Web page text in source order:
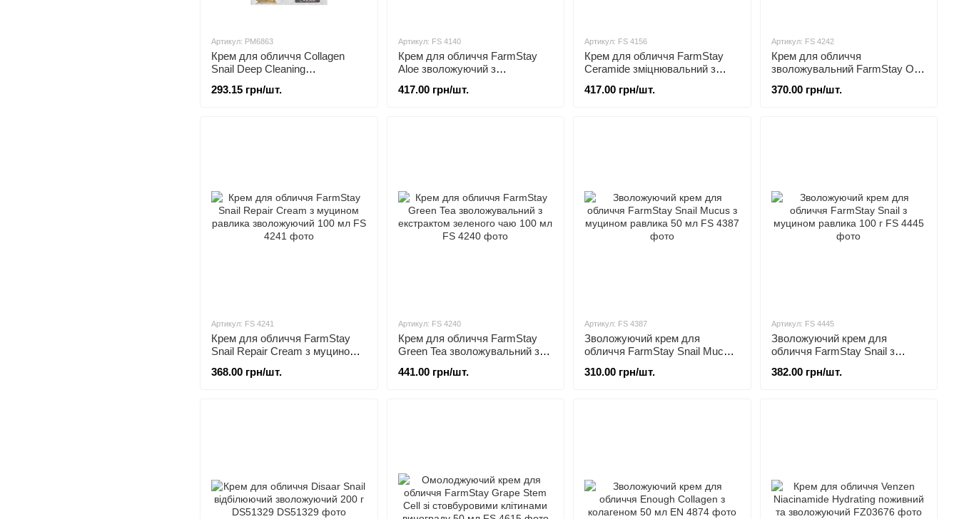
Артикул: PM6863
Крем для обличчя Collagen
Snail Deep Cleaning
293.15 грн/шт.
Артикул: FS 4140
Крем для обличчя FarmStay
Aloe зволожуючий з
417.00 грн/шт.
Артикул: FS 4156
Крем для обличчя FarmStay
Ceramide зміцнювальний з
417.00 грн/шт.
Артикул: FS 4242
Крем для обличчя
зволожувальний FarmStay O2
ніацинамідом 100 мл
370.00 грн/шт.
Артикул: FS 4241
Крем для обличчя FarmStay
Snail Repair Cream з муцином
368.00 грн/шт.
Артикул: FS 4240
Крем для обличчя FarmStay
Green Tea зволожувальний з
мл
441.00 грн/шт.
Артикул: FS 4387
Зволожуючий крем для
обличчя FarmStay Snail Mucus
310.00 грн/шт.
Артикул: FS 4445
Зволожуючий крем для
обличчя FarmStay Snail з
382.00 грн/шт.